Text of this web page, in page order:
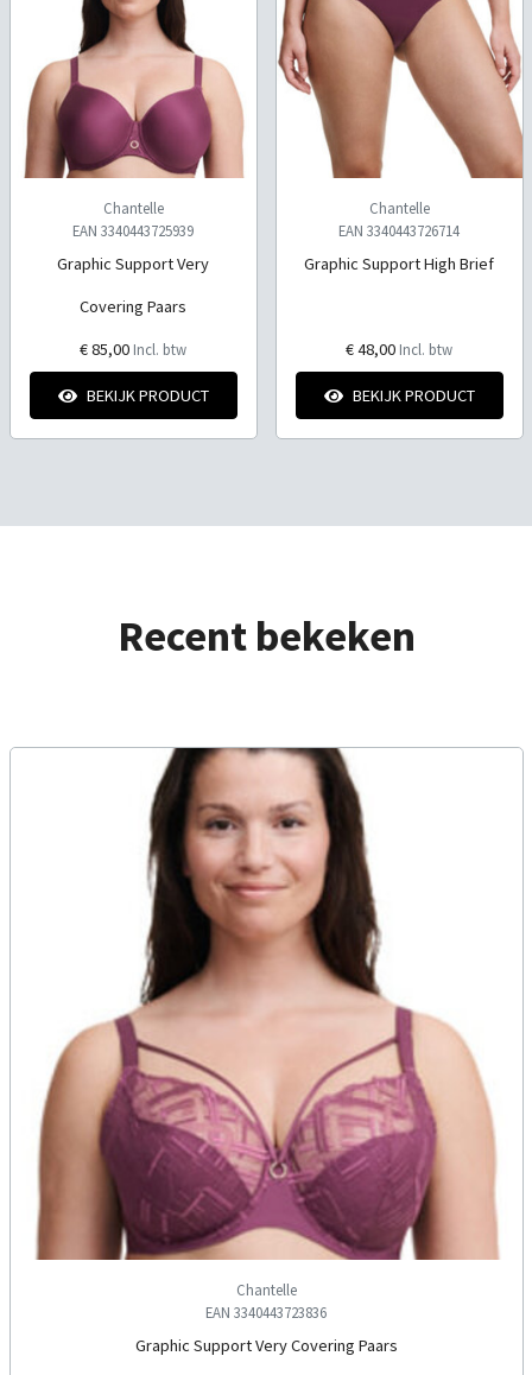
Chantelle
EAN 3340443725939
Graphic Support Very
Covering Paars
€ 85,00 Incl. btw
BEKIJK PRODUCT
Chantelle
EAN 3340443726714
Graphic Support High Brief
€ 48,00 Incl. btw
BEKIJK PRODUCT
Recent bekeken
Chantelle
EAN 3340443723836
Graphic Support Very Covering Paars